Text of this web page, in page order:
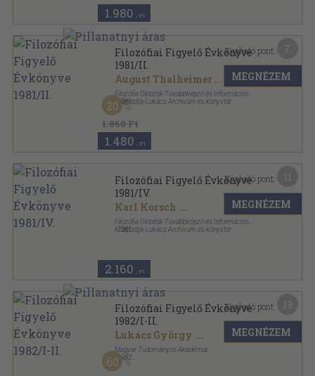
1.980 ,-Ft
Filozófiai Figyelő Évkönyve
1981/II.
August Thalheimer ...
Filozófia Oktatók Továbbképző és Információs
Központja-Lukács Archívum és könyvtár
, 1981
Ragasztott papírkötés
Filozófiai Figyelő Évkönyve sorozat
1.860 Ft
20
1.480 ,-Ft
Kapható pont:
MEGNÉZEM
Filozófiai Figyelő Évkönyve
1981/IV.
Karl Korsch ...
Filozófia Oktatók Továbbképző és Információs
Központja-Lukács Archívum és könyvtár
,1981
2.160 ,-Ft
Kapható pont:
MEGNÉZEM
Filozófiai Figyelő Évkönyve
1982/I-II.
Lukács György ...
Magyar Tudományos Akadémia
, 1982
Ragasztott papírkötés
Filozófiai Figyelő Évkönyve sorozat
60
Kapható pont:
MEGNÉZEM